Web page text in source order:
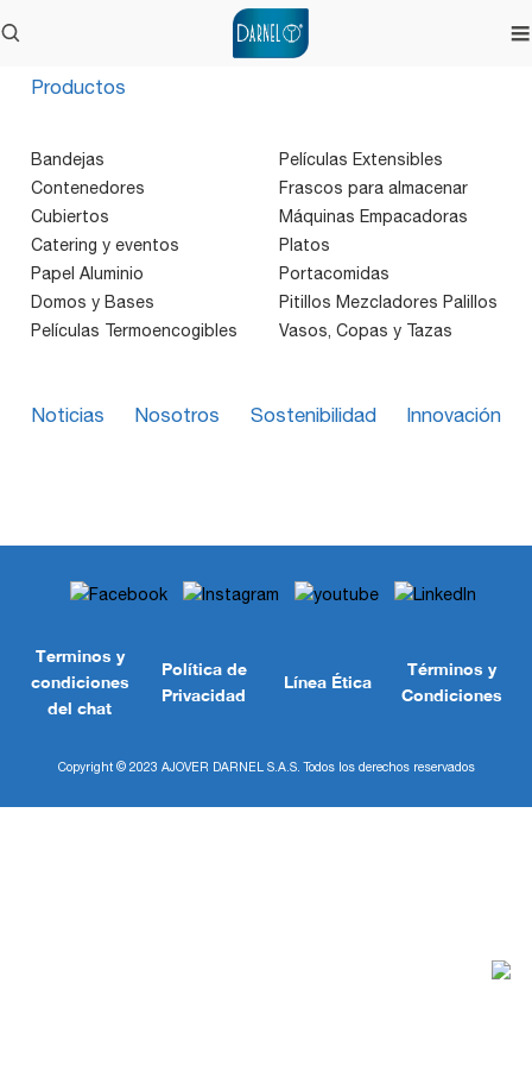
Productos
Bandejas
Contenedores
Cubiertos
Catering y eventos
Papel Aluminio
Domos y Bases
Películas Termoencogibles
Películas Extensibles
Frascos para almacenar
Máquinas Empacadoras
Platos
Portacomidas
Pitillos Mezcladores Palillos
Vasos, Copas y Tazas
Noticias Nosotros Sostenibilidad Innovación
Términos y
Condiciones
Terminos y
condiciones
del chat
Política de
Privacidad
Línea Ética
Copyright © 2023 AJOVER DARNEL S.A.S. Todos los derechos reservados